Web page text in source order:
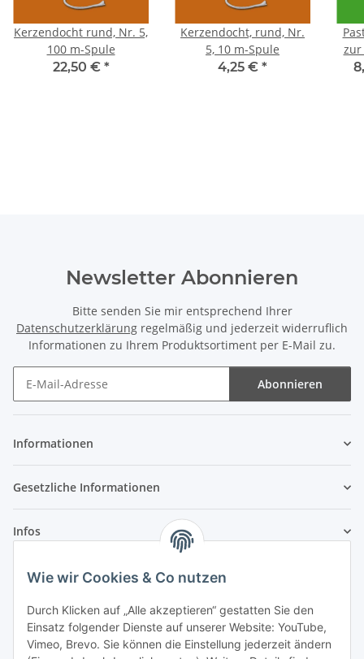
Wie wir Cookies & Co nutzen
Durch Klicken auf „Alle akzeptieren“ gestatten Sie den
Einsatz folgender Dienste auf unserer Website: YouTube,
Vimeo, Brevo. Sie können die Einstellung jederzeit ändern
Kerzendocht rund, Nr. 5,
100 m-Spule
22,50 € *
Kerzendocht, rund, Nr.
5, 10 m-Spule
4,25 € *
zur
Newsletter Abonnieren
Bitte senden Sie mir entsprechend Ihrer
Datenschutzerklärung regelmäßig und jederzeit widerruflich
Informationen zu Ihrem Produktsortiment per E-Mail zu.
Abonnieren
Informationen
Gesetzliche Informationen
Infos
Laden - Öffnungszeiten:
Montag 09:00Uhr bis
16:00 Uhr
Dienstag
09:00 Uhr bis
17:00 Uhr